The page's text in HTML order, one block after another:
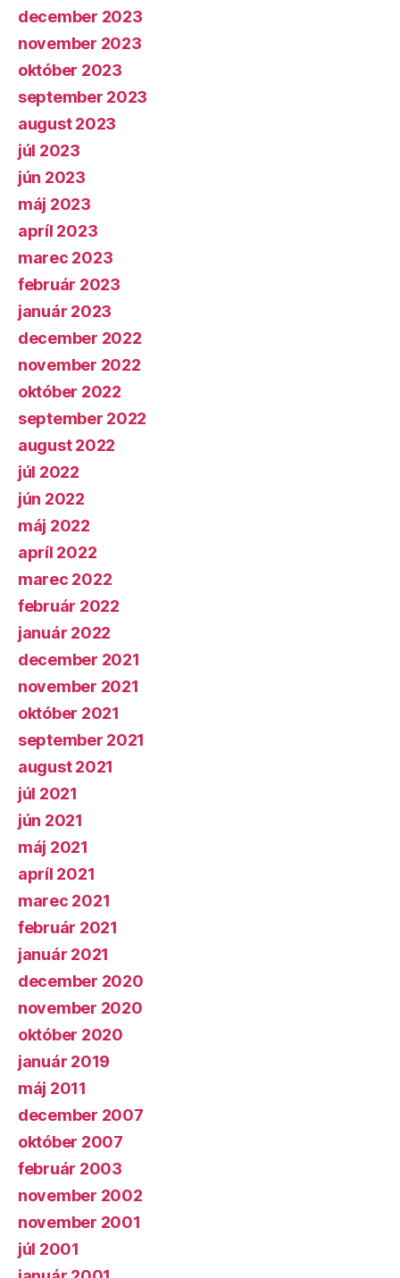
december 2023
november 2023
október 2023
september 2023
august 2023
júl 2023
jún 2023
máj 2023
apríl 2023
marec 2023
február 2023
január 2023
december 2022
november 2022
október 2022
september 2022
august 2022
júl 2022
jún 2022
máj 2022
apríl 2022
marec 2022
február 2022
január 2022
december 2021
november 2021
október 2021
september 2021
august 2021
júl 2021
jún 2021
máj 2021
apríl 2021
marec 2021
február 2021
január 2021
december 2020
november 2020
október 2020
január 2019
máj 2011
december 2007
október 2007
február 2003
november 2002
november 2001
júl 2001